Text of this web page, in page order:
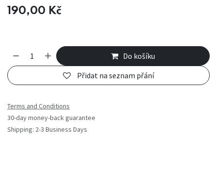
190,00 Kč
Do košíku
Přidat na seznam přání
Terms and Conditions
30-day money-back guarantee
Shipping: 2-3 Business Days